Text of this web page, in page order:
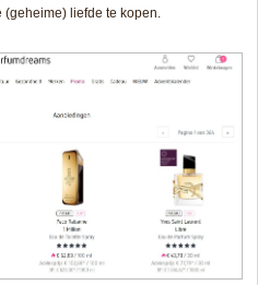
(geheime) liefde te kopen.